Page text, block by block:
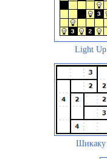
Light Up
Шикаку